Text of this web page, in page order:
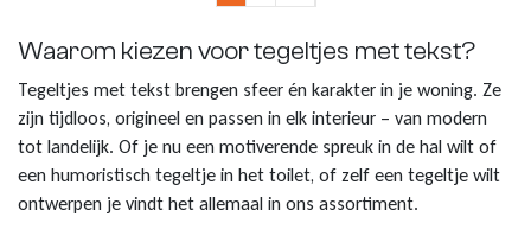
Waarom kiezen voor tegeltjes met tekst?
Tegeltjes met tekst brengen sfeer én karakter in je woning. Ze
zijn tijdloos, origineel en passen in elk interieur – van modern
tot landelijk. Of je nu een motiverende spreuk in de hal wilt of
een humoristisch tegeltje in het toilet, of zelf een tegeltje wilt
ontwerpen je vindt het allemaal in ons assortiment.